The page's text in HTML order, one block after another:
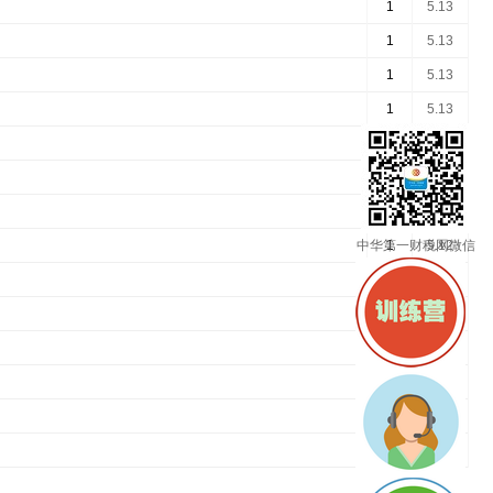
1 5.13
1 5.13
1 5.13
1 5.13
1 5.13
1 5.13
1 5.12
1 5.12
5.12
1 5.11
1 5.11
1 5.11
1 5.11
1 5.11
中华第一财税网微信